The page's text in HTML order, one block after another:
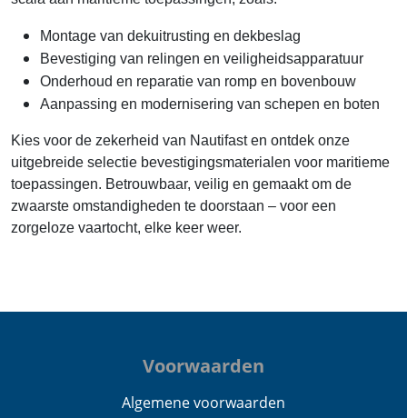
Montage van dekuitrusting en dekbeslag
Bevestiging van relingen en veiligheidsapparatuur
Onderhoud en reparatie van romp en bovenbouw
Aanpassing en modernisering van schepen en boten
Kies voor de zekerheid van Nautifast en ontdek onze
uitgebreide selectie bevestigingsmaterialen voor maritieme
toepassingen. Betrouwbaar, veilig en gemaakt om de
zwaarste omstandigheden te doorstaan – voor een
zorgeloze vaartocht, elke keer weer.
Voorwaarden
Algemene voorwaarden